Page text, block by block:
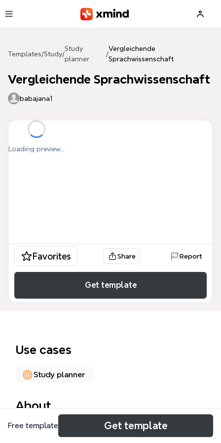
Templates/Study/
Study
planner
/
Vergleichende
Sprachwissenschaft
Vergleichende Sprachwissenschaft
babajana1
Loading preview...
Favorites Share Report
Get template
Use cases
Study planner
About
Die Vergleichende Sprachwissenschaft Mindmap
Free template Get template